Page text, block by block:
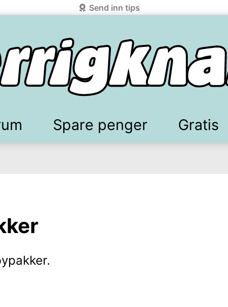
Send inn tips
Spare penger Gratis
i neste steg.
.